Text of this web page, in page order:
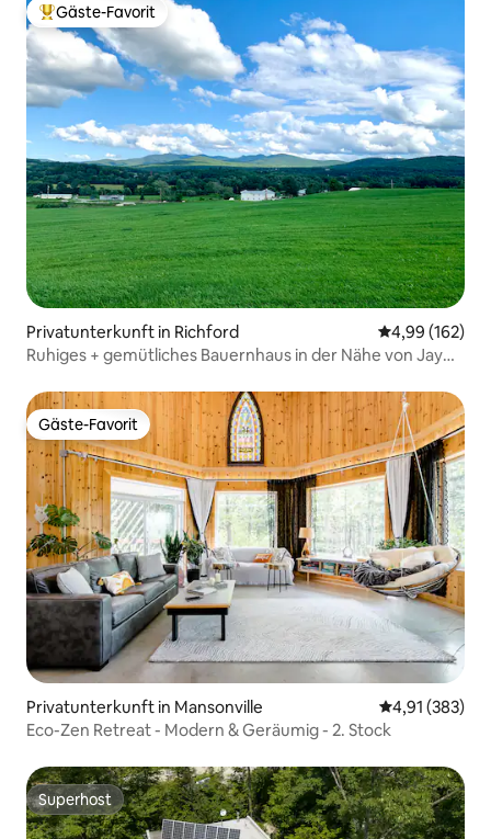
Beliebter Gäste-Favorit.
Gäste-Favorit
Privatunterkunft in Richford
4,99 (162)
Ruhiges + gemütliches Bauernhaus in der Nähe von Jay
Gäste-Favorit
Gäste-Favorit
Privatunterkunft in Mansonville
4,91 (383)
Eco-Zen Retreat - Modern & Geräumig - 2. Stock
Superhost
Superhost